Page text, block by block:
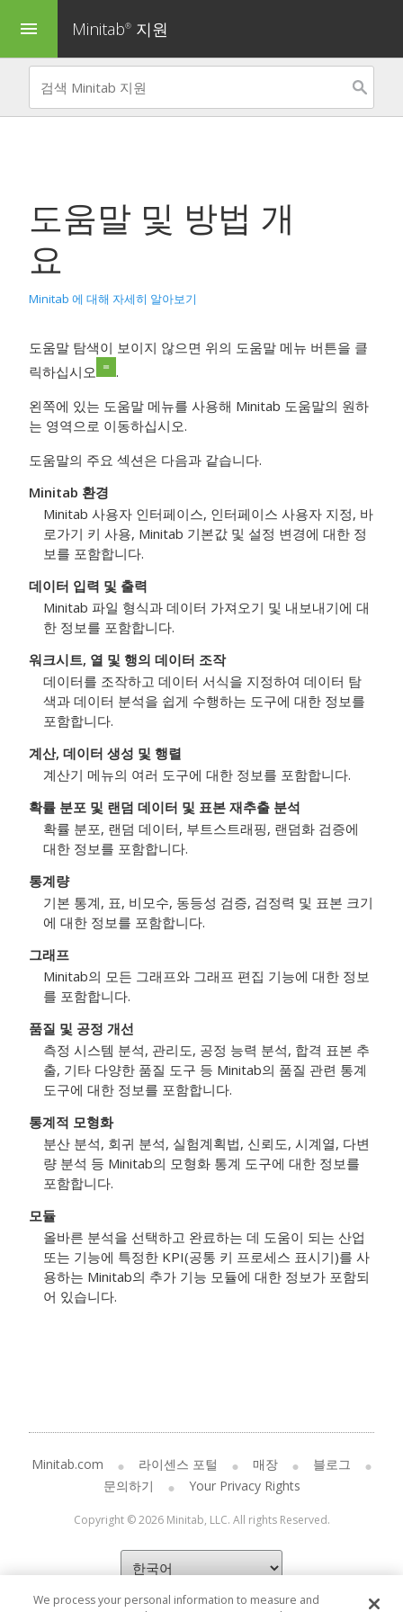
menu Minitab® 지원
도움말 및 방법 개
요
Minitab 에 대해 자세히 알아보기
도움말 탐색이 보이지 않으면 위의 도움말 메뉴 버튼을 클
릭하십시오
.
왼쪽에 있는 도움말 메뉴를 사용해 Minitab 도움말의 원하
는 영역으로 이동하십시오.
도움말의 주요 섹션은 다음과 같습니다.
Minitab 환경
Minitab 사용자 인터페이스, 인터페이스 사용자 지정, 바
로가기 키 사용, Minitab 기본값 및 설정 변경에 대한 정
보를 포함합니다.
데이터 입력 및 출력
Minitab 파일 형식과 데이터 가져오기 및 내보내기에 대
한 정보를 포함합니다.
워크시트, 열 및 행의 데이터 조작
데이터를 조작하고 데이터 서식을 지정하여 데이터 탐
색과 데이터 분석을 쉽게 수행하는 도구에 대한 정보를
포함합니다.
계산, 데이터 생성 및 행렬
계산기 메뉴의 여러 도구에 대한 정보를 포함합니다.
확률 분포 및 랜덤 데이터 및 표본 재추출 분석
확률 분포, 랜덤 데이터, 부트스트래핑, 랜덤화 검증에
대한 정보를 포함합니다.
통계량
기본 통계, 표, 비모수, 동등성 검증, 검정력 및 표본 크기
에 대한 정보를 포함합니다.
그래프
Minitab의 모든 그래프와 그래프 편집 기능에 대한 정보
를 포함합니다.
품질 및 공정 개선
측정 시스템 분석, 관리도, 공정 능력 분석, 합격 표본 추
출, 기타 다양한 품질 도구 등 Minitab의 품질 관련 통계
도구에 대한 정보를 포함합니다.
통계적 모형화
분산 분석, 회귀 분석, 실험계획법, 신뢰도, 시계열, 다변
량 분석 등 Minitab의 모형화 통계 도구에 대한 정보를
포함합니다.
모듈
올바른 분석을 선택하고 완료하는 데 도움이 되는 산업
또는 기능에 특정한 KPI(공통 키 프로세스 표시기)를 사
용하는 Minitab의 추가 기능 모듈에 대한 정보가 포함되
어 있습니다.
Minitab.com 라이센스 포털 매장
블로그
문의하기
Your Privacy Rights
Copyright © 2026 Minitab, LLC. All rights Reserved.
We process your personal information to measure and